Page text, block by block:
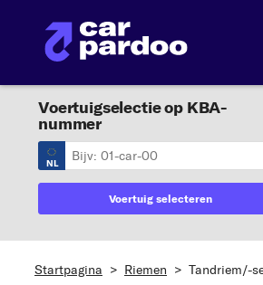
Voertuigselectie op KBA-
nummer
NL
Voertuig selecteren
Startpagina > Riemen > Tandriem/-